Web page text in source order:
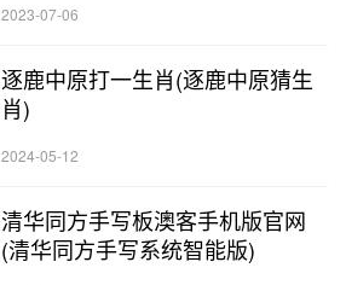
2023-07-06
逐鹿中原打一生肖(逐鹿中原猜生
肖)
2024-05-12
清华同方手写板澳客手机版官网
(清华同方手写系统智能版)